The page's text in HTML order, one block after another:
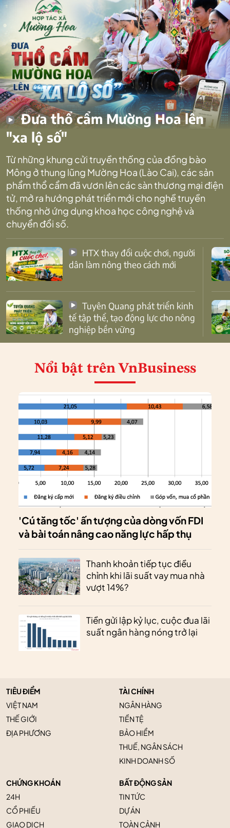
Đưa thổ cẩm Mường Hoa lên
"xa lộ số"
Từ những khung cửi truyền thống của đồng bào
Mông ở thung lũng Mường Hoa (Lào Cai), các sản
phẩm thổ cẩm đã vươn lên các sàn thương mại điện
tử, mở ra hướng phát triển mới cho nghề truyền
thống nhờ ứng dụng khoa học công nghệ và
chuyển đổi số.
dân làm nông theo cách mới
tế tập thể, tạo động lực cho nông
nghiệp bền vững
Nổi bật trên VnBusiness
'Cú tăng tốc' ấn tượng của dòng vốn FDI
và bài toán nâng cao năng lực hấp thụ
Thanh khoản tiếp tục điều
chỉnh khi lãi suất vay mua nhà
vượt 14%?
Tiền gửi lập kỷ lục, cuộc đua lãi
suất ngân hàng nóng trở lại
TIÊU ĐIỂM
VIỆT NAM
THẾ GIỚI
ĐỊA PHƯƠNG
TÀI CHÍNH
NGÂN HÀNG
TIỀN TỆ
BẢO HIỂM
THUẾ, NGÂN SÁCH
KINH DOANH SỐ
CHỨNG KHOÁN
24H
CỔ PHIẾU
GIAO DỊCH
BẤT ĐỘNG SẢN
TIN TỨC
DỰ ÁN
TOÀN CẢNH